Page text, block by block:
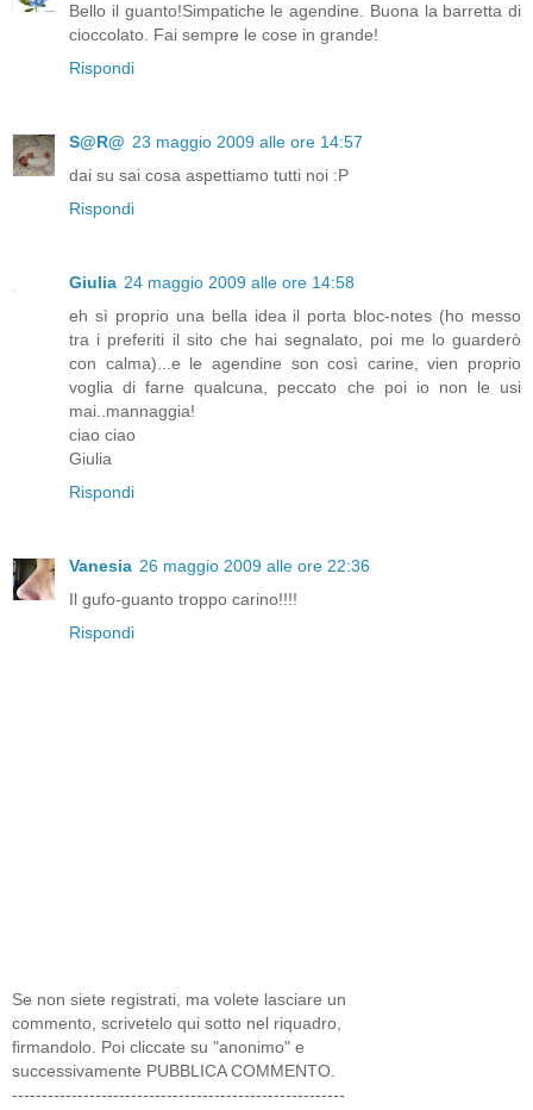
Bello il guanto!Simpatiche le agendine. Buona la barretta di
cioccolato. Fai sempre le cose in grande!
Rispondi
S@R@ 23 maggio 2009 alle ore 14:57
dai su sai cosa aspettiamo tutti noi :P
Rispondi
Giulia 24 maggio 2009 alle ore 14:58
eh sì proprio una bella idea il porta bloc-notes (ho messo
tra i preferiti il sito che hai segnalato, poi me lo guarderò
con calma)...e le agendine son così carine, vien proprio
voglia di farne qualcuna, peccato che poi io non le usi
mai..mannaggia!
ciao ciao
Giulia
Rispondi
Vanesia 26 maggio 2009 alle ore 22:36
Il gufo-guanto troppo carino!!!!
Rispondi
Se non siete registrati, ma volete lasciare un
commento, scrivetelo qui sotto nel riquadro,
firmandolo. Poi cliccate su "anonimo" e
successivamente PUBBLICA COMMENTO.
--------------------------------------------------------